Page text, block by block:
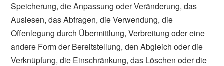
Speicherung, die Anpassung oder Veränderung, das
Auslesen, das Abfragen, die Verwendung, die
Offenlegung durch Übermittlung, Verbreitung oder eine
andere Form der Bereitstellung, den Abgleich oder die
Verknüpfung, die Einschränkung, das Löschen oder die